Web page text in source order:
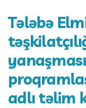
Tələbə
adlı təlim